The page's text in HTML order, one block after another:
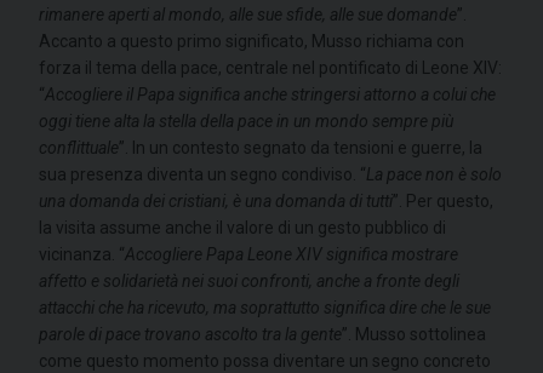
rimanere aperti al mondo, alle sue sfide, alle sue domande”.
Accanto a questo primo significato, Musso richiama con
forza il tema della pace, centrale nel pontificato di Leone XIV:
“Accogliere il Papa significa anche stringersi attorno a colui che
oggi tiene alta la stella della pace in un mondo sempre più
conflittuale”. In un contesto segnato da tensioni e guerre, la
sua presenza diventa un segno condiviso. “La pace non è solo
una domanda dei cristiani, è una domanda di tutti”. Per questo,
la visita assume anche il valore di un gesto pubblico di
vicinanza. “Accogliere Papa Leone XIV significa mostrare
affetto e solidarietà nei suoi confronti, anche a fronte degli
attacchi che ha ricevuto, ma soprattutto significa dire che le sue
parole di pace trovano ascolto tra la gente”. Musso sottolinea
come questo momento possa diventare un segno concreto